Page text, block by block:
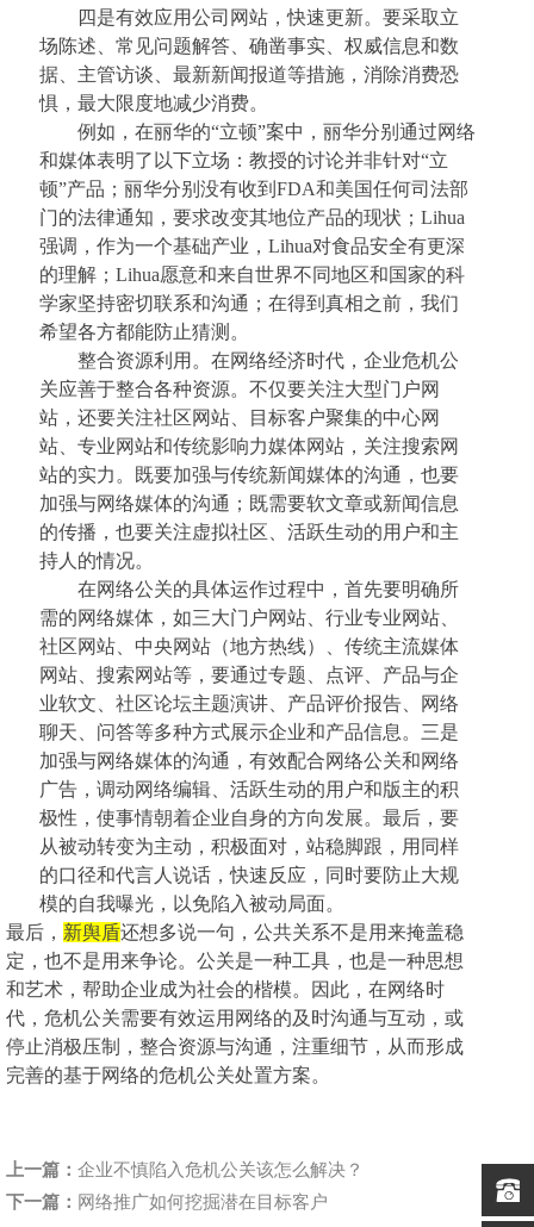
四是有效应用公司网站，快速更新。要采取立
场陈述、常见问题解答、确凿事实、权威信息和数
据、主管访谈、最新新闻报道等措施，消除消费恐
惧，最大限度地减少消费。
例如，在丽华的“立顿”案中，丽华分别通过网络
和媒体表明了以下立场：教授的讨论并非针对“立
顿”产品；丽华分别没有收到FDA和美国任何司法部
门的法律通知，要求改变其地位产品的现状；Lihua
强调，作为一个基础产业，Lihua对食品安全有更深
的理解；Lihua愿意和来自世界不同地区和国家的科
学家坚持密切联系和沟通；在得到真相之前，我们
希望各方都能防止猜测。
整合资源利用。在网络经济时代，企业危机公
关应善于整合各种资源。不仅要关注大型门户网
站，还要关注社区网站、目标客户聚集的中心网
站、专业网站和传统影响力媒体网站，关注搜索网
站的实力。既要加强与传统新闻媒体的沟通，也要
加强与网络媒体的沟通；既需要软文章或新闻信息
的传播，也要关注虚拟社区、活跃生动的用户和主
持人的情况。
在网络公关的具体运作过程中，首先要明确所
需的网络媒体，如三大门户网站、行业专业网站、
社区网站、中央网站（地方热线）、传统主流媒体
网站、搜索网站等，要通过专题、点评、产品与企
业软文、社区论坛主题演讲、产品评价报告、网络
聊天、问答等多种方式展示企业和产品信息。三是
加强与网络媒体的沟通，有效配合网络公关和网络
广告，调动网络编辑、活跃生动的用户和版主的积
极性，使事情朝着企业自身的方向发展。最后，要
从被动转变为主动，积极面对，站稳脚跟，用同样
的口径和代言人说话，快速反应，同时要防止大规
模的自我曝光，以免陷入被动局面。
最后， 新舆盾还想多说一句，公共关系不是用来掩盖稳
定，也不是用来争论。公关是一种工具，也是一种思想
和艺术，帮助企业成为社会的楷模。因此，在网络时
代，危机公关需要有效运用网络的及时沟通与互动，或
停止消极压制，整合资源与沟通，注重细节，从而形成
完善的基于网络的危机公关处置方案。
上一篇： 企业不慎陷入危机公关该怎么解决？
下一篇： 网络推广如何挖掘潜在目标客户